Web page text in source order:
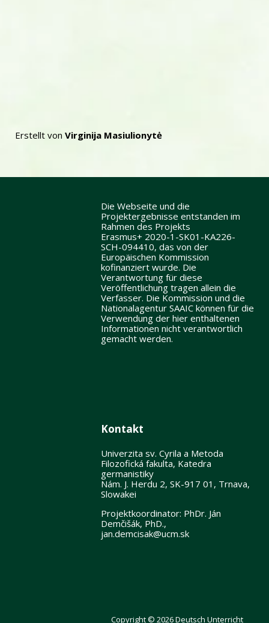
Erstellt von Virginija Masiulionytė
Die Webseite und die
Projektergebnisse entstanden im
Rahmen des Projekts
Erasmus+ 2020-1-SK01-KA226-
SCH-094410, das von der
Europäischen Kommission
kofinanziert wurde. Die
Verantwortung für diese
Veröffentlichung tragen allein die
Verfasser. Die Kommission und die
Nationalagentur SAAIC können für die
Verwendung der hier enthaltenen
Informationen nicht verantwortlich
gemacht werden.
Kontakt
Univerzita sv. Cyrila a Metoda
Filozofická fakulta, Katedra
germanistiky
Nám. J. Herdu 2, SK-917 01, Trnava,
Slowakei
Projektkoordinator: PhDr. Ján
Demčišák, PhD.,
jan.demcisak@ucm.sk
Copyright © 2026 Deutsch Unterricht